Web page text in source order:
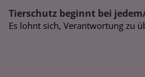
Tierschutz beginnt bei
Es lohnt sich, Verantwortung zu